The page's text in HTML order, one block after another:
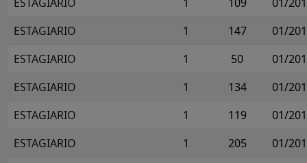
ESTAGIARIO
1 147
01/
ESTAGIARIO
1 50
01/
ESTAGIARIO
1 134
01/
ESTAGIARIO
1 119
01/
ESTAGIARIO
1 205
01/